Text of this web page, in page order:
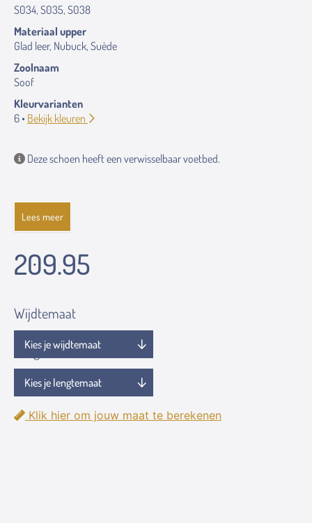
S034, S035, S038
Materiaal upper
Glad leer, Nubuck, Suède
Zoolnaam
Soof
Kleurvarianten
6 • Bekijk kleuren
Deze schoen heeft een verwisselbaar voetbed.
Lees meer
209.95
Wijdtemaat
Lengtemaat
Klik hier om jouw maat te berekenen